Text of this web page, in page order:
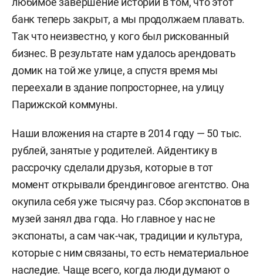
банк теперь закрыт, а мы продолжаем плавать.
Так что неизвестно, у кого был рискованный
бизнес. В результате нам удалось арендовать
домик на той же улице, а спустя время мы
переехали в здание попросторнее, на улицу
Парижской коммуны.
Наши вложения на старте в 2014 году — 50 тыс.
рублей, занятые у родителей. Айдентику в
рассрочку сделали друзья, которые в тот
момент открывали брендинговое агентство. Она
окупила себя уже тысячу раз. Сбор экспонатов в
музей занял два года. Но главное у нас не
экспонаты, а сам чак-чак, традиции и культура,
которые с ним связаны, то есть нематериальное
наследие. Чаще всего, когда люди думают о